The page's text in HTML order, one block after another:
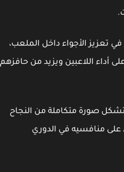
الأجواء داخل الملعب،
اللاعبين ويزيد من حافزهم
صورة متكاملة من النجاح
منافسيه في الدوري